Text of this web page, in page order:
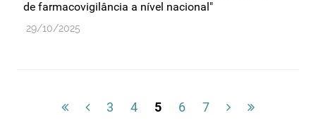
de farmacovigilância a nível nacional"
29/10/2025
3 4 5 6 7